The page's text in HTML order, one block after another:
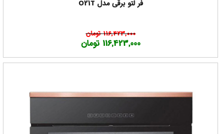
فر لتو برقی مدل O21T
116,423,000 تومان
116,423,000 تومان